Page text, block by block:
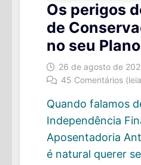
Os perigos
de
no seu Plano
26 de agosto de
45 Comentários
Quando falamos
Independência
Aposentadoria
é natural querer